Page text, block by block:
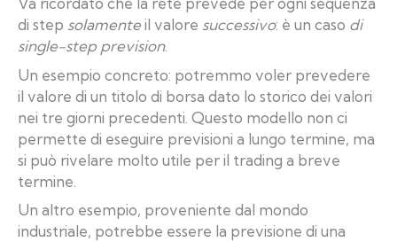
di step solamenteil valore successivo: è un caso di
single-step prevision.
Un esempio concreto: potremmo voler prevedere
il valore di un titolo di borsa dato lo storico dei valori
nei tre giorni precedenti. Questo modello non ci
permette di eseguire previsioni a lungo termine, ma
si può rivelare molto utile per il trading a breve
termine.
Un altro esempio, proveniente dal mondo
industriale, potrebbe essere la previsione di una